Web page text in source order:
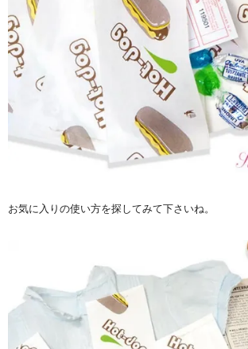
お気に入りの使い方を探してみて下さいね。